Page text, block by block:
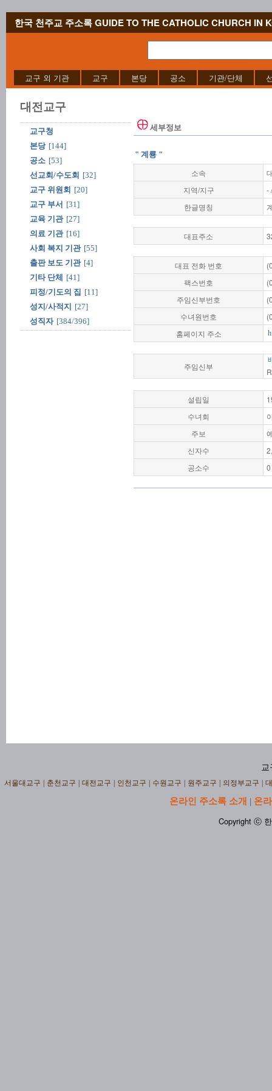
한국 천주교 주소록 GUIDE TO THE CATHOLIC CHURCH IN
교구 외 기관 교구 본당 공소 기관/단체
대전교구
교구청
본당 [144]
공소 [53]
선교회/수도회 [32]
교구 위원회 [20]
교구 부서 [31]
교육 기관 [27]
의료 기관 [16]
사회 복지 기관 [55]
출판 보도 기관 [4]
기타 단체
[41]
피정/기도의 집 [11]
성지/사적지
[27]
성직자 [384/396]
세부정보
" 계룡 "
소속
지역/지구
-
한글명칭
대표주소
대표 전화 번호
팩스번호
주임신부번호
수녀원번호
홈페이지 주소
주임신부
설립일
수녀회
주보
신자수
공소수
0
교
서울대교구 춘천교구 대전교구 인천교구 수원교구 원주교구 의정부교구
온라인 주소록 소개 | 온
Copyright ⓒ